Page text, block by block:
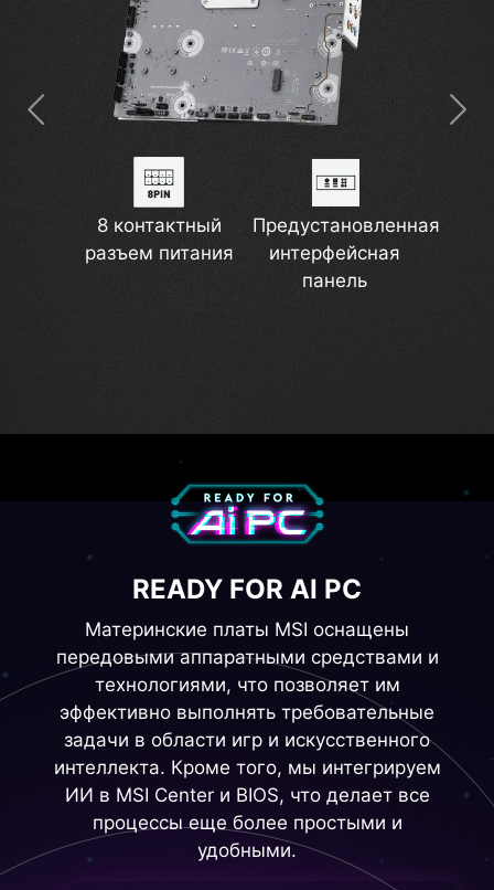
8 контактный
разъем питания
Предустановленная
интерфейсная
панель
2.5G Ethernet Wi-Fi 6E
Разъем для
помпы
Увеличенный
радиатор
READY FOR AI PC
Материнские платы MSI оснащены
передовыми аппаратными средствами и
технологиями, что позволяет им
эффективно выполнять требовательные
задачи в области игр и искусственного
интеллекта. Кроме того, мы интегрируем
ИИ в MSI Center и BIOS, что делает все
процессы еще более простыми и
удобными.